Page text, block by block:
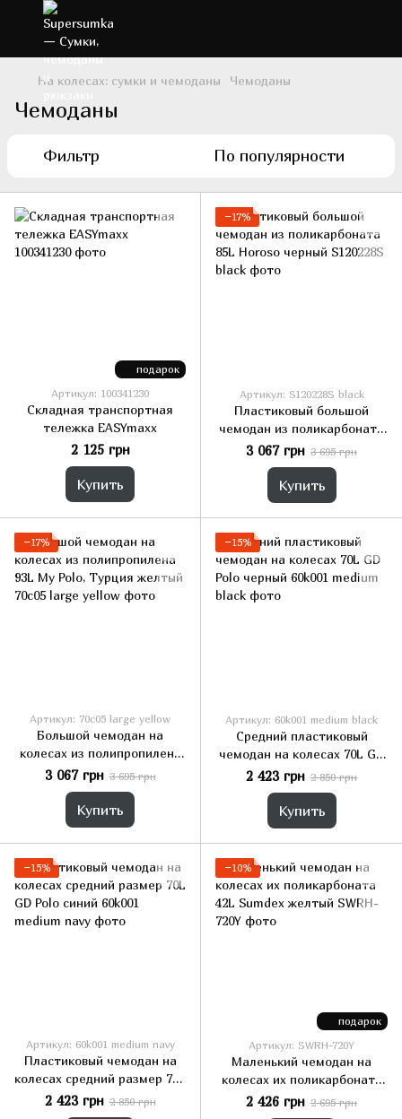
На колесах: сумки и чемоданы Чемоданы
Чемоданы
Фильтр По популярности
подарок
Артикул: 100341230
Складная транспортная
тележка EASYmaxx
2 125 грн
Купить
−17%
Артикул: S120228S black
Пластиковый большой
чемодан из поликарбоната
85L Horoso черный
3 067 грн 3 695 грн
Купить
−17%
Артикул: 70c05 large yellow
Большой чемодан на
колесах из полипропилена
93L My Polo, Турция желтый
3 067 грн 3 695 грн
Купить
−15%
Артикул: 60k001 medium black
Средний пластиковый
чемодан на колесах 70L GD
Polo черный
2 423 грн 2 850 грн
Купить
−15%
Артикул: 60k001 medium navy
Пластиковый чемодан на
колесах средний размер 70L
GD Polo синий
2 423 грн 2 850 грн
подарок
−10%
Артикул: SWRH-720Y
Маленький чемодан на
колесах их поликарбоната
42L Sumdex желтый
2 426 грн 2 695 грн